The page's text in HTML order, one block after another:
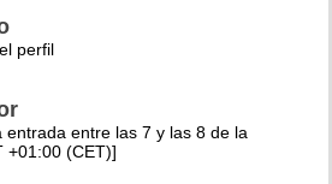
perfil
entrada entre las 7 y las 8 de la
+01:00 (CET)]